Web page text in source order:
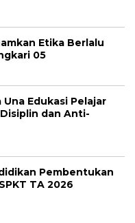
Etika Berlalu
05
Edukasi Pelajar
dan Anti-
Pembentukan
TA 2026